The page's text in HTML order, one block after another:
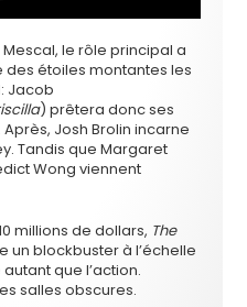
le rôle principal a
des étoiles montantes les
Jacob
) prêtera donc ses
Josh Brolin incarne
Tandis que Margaret
Wong viennent
millions de dollars, The
un blockbuster à l’échelle
que l’action.
salles obscures.